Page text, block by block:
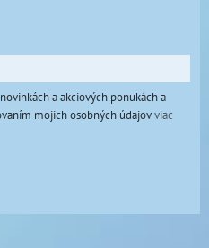
a akciových ponukách a
mojich osobných údajovviac